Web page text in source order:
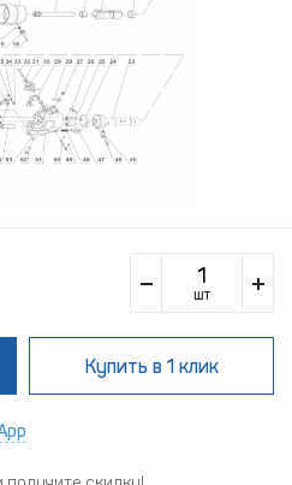
шт
Купить в 1 клик